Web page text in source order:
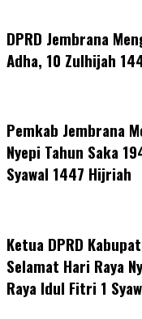
DPRD Jembrana
Adha, 10 Zulhijah
Pemkab Jembrana
Nyepi Tahun Saka
Syawal 1447 Hijriah
Ketua DPRD
Selamat Hari Raya
Raya Idul Fitri 1